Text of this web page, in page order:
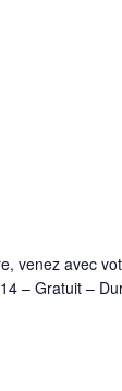
venez avec
– Gratuit –